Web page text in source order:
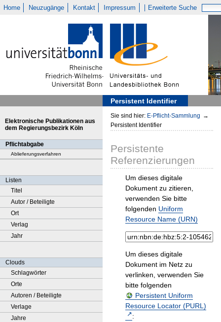
Home Neuzugänge Kontakt Impressum Erweiterte Suche
Persistent Identifier
Elektronische Publikationen aus
dem Regierungsbezirk Köln
Pflichtabgabe
Ablieferungsverfahren
Listen
Titel
Autor / Beteiligte
Ort
Verlag
Jahr
Clouds
Schlagwörter
Orte
Autoren / Beteiligte
Verlage
Jahre
Sie sind hier: E-Pflicht-Sammlung →
Persistent Identifier
Persistente
Referenzierungen
Um dieses digitale
Dokument zu zitieren,
verwenden Sie bitte
folgenden Uniform
Resource Name (URN)
Um dieses digitale
Dokument im Netz zu
verlinken, verwenden Sie
bitte folgenden
Persistent Uniform
Resource Locator (PURL)
: